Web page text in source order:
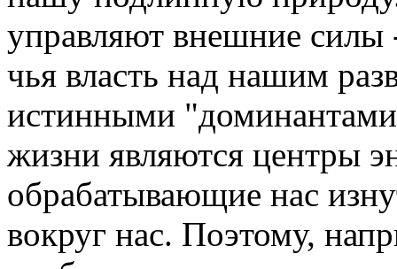
управляют внешние силы
чья власть над нашим
истинными
жизни являются центры
обрабатывающие нас
вокруг нас. Поэтому,